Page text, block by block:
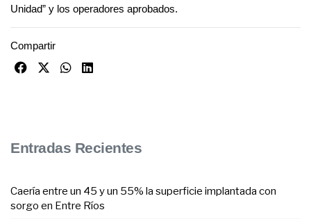
Unidad” y los operadores aprobados.
Compartir
Entradas Recientes
Caería entre un 45 y un 55% la superficie implantada con
sorgo en Entre Ríos